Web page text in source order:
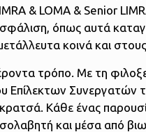
& LOMA & Senior
όπως αυτά
κοινά και
τρόπο. Με τη
Συνεργατών
Κάθε ένας
και μέσα από